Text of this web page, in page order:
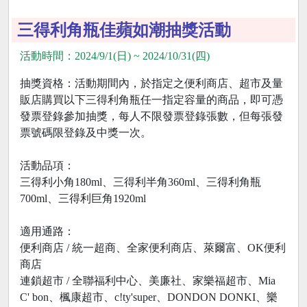
三得利角瓶佳蘋如潮抽獎活動
活動時間：2024/9/1(日) ~ 2024/10/31(四)
抽獎資格：活動期間內，於指定之便利商店、超市及量
販店購買以下三得利角瓶任一指定容量的商品，即可憑
發票登錄參加抽獎，每人不限發票登錄張數，但每張發
票號碼限登錄及中獎一次。
活動品項：
三得利小角180ml、三得利半角360ml、三得利角瓶
700ml、三得利巨角1920ml
適用通路：
便利商店 / 統一超商、全家便利商店、萊爾富、OK便利
商店
連鎖超市 / 全聯福利中心、美廉社、家樂福超市、Mia
C' bon、楓康超市、c!ty'super、DONDON DONKI、樂